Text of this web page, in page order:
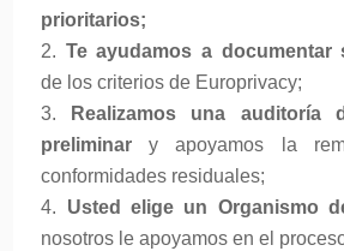
prioritarios;
Te ayudamos a documentar
de los criterios de Europrivacy;
Realizamos una auditoría
preliminar y apoyamos la
conformidades residuales;
Usted elige un Organismo
nosotros le apoyamos en el